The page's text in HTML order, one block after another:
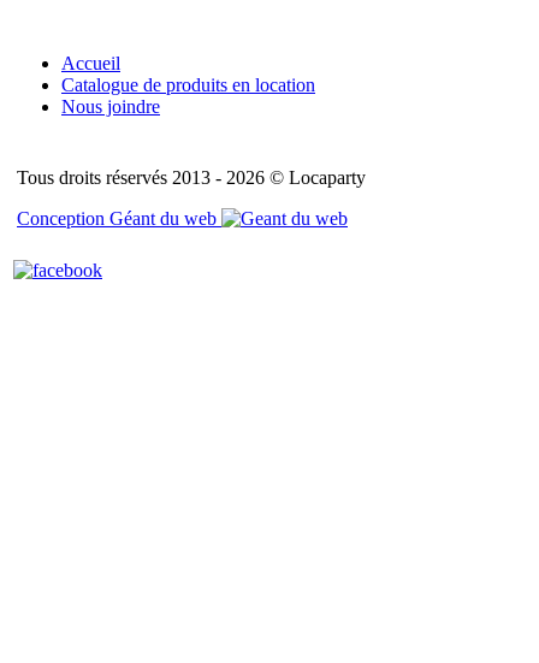
Accueil
Catalogue de produits en location
Nous joindre
Tous droits réservés 2013 - 2026 © Locaparty
Conception Géant du web